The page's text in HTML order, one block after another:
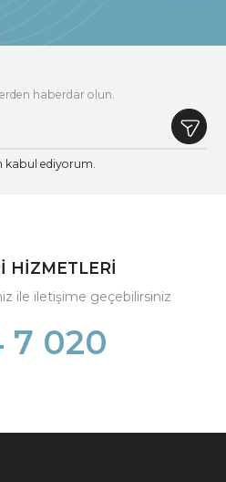
haberdar olun.
kabul ediyorum.
HİZMETLERİ
ile iletişime geçebilirsiniz
7 020